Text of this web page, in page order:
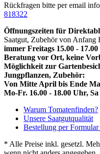
Rückfragen bitte per email
818322
Öffnungszeiten für
Saatgut, Zubehör von Anfang
immer Freitags 15.00 -
Beratung vor Ort, keine
Möglichkeit zur
Jungpflanzen, Zubehör:
Von Mitte April bis Ende
Mo-Fr. 16.00 - 18.00 Uhr,
Warum Tomatenfinden?
Unsere Saatgutqualität
Bestellung per
* Alle Preise inkl. gesetzl.